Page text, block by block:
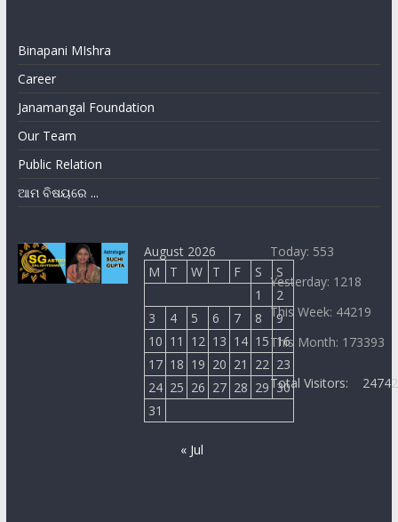
Binapani MIshra
Career
Janamangal Foundation
Our Team
Public Relation
ଆମ ବିଷୟରେ ...
August 2026
M
T W T F S
S
1
2
3
4 5 6 7 8
9
10 11 12 13 14 15 16
17 18 19 20 21 22 23
24 25 26 27 28 29 30
31
« Jul
Today: 553
Yesterday: 1218
This Week: 44219
This Month: 173393
Total Visitors: